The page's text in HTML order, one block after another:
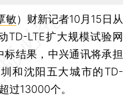
敏） 财新记者10月15日从
TD-LTE扩大规模试验网
结果，中兴通讯将承担
和沈阳五大城市的TD-
过13000个。